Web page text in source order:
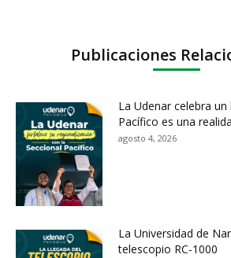
Publicaciones
La Udenar celebra
Pacífico es una
agosto 4, 2026
La Universidad de
telescopio RC-1000